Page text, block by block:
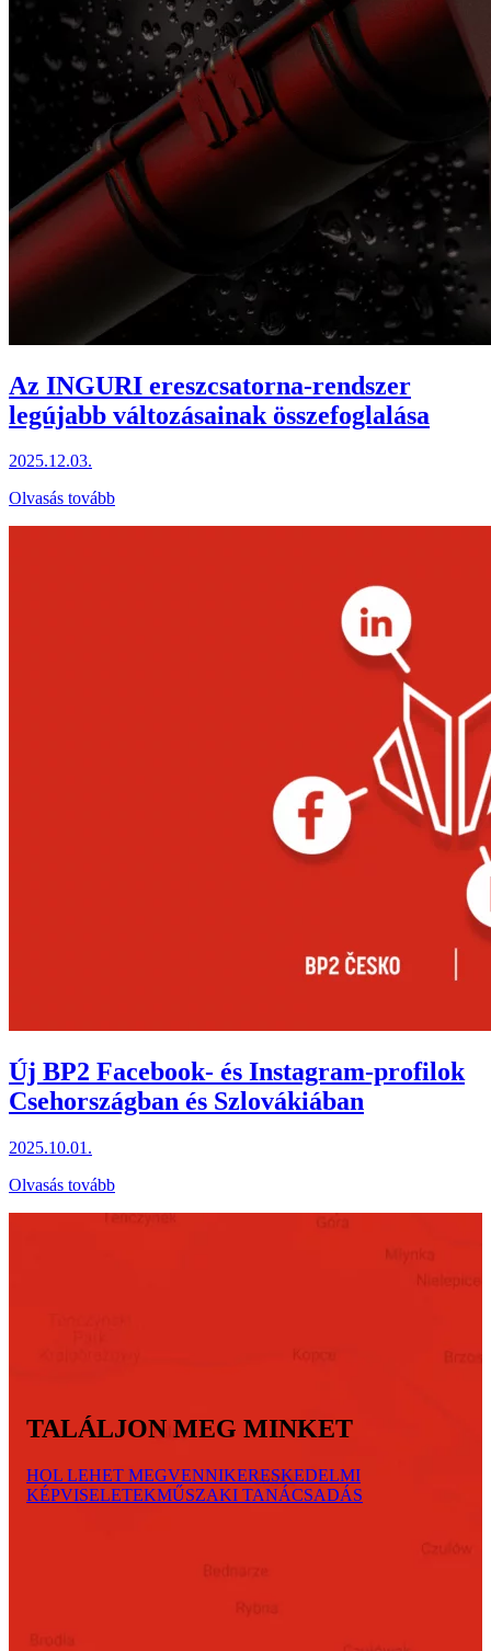
Az INGURI ereszcsatorna-rendszer
legújabb változásainak összefoglalása
2025.12.03.
Olvasás tovább
Új BP2 Facebook- és Instagram-profilok
Csehországban és Szlovákiában
2025.10.01.
Olvasás tovább
TALÁLJON MEG MINKET
HOL LEHET MEGVENNIKERESKEDELMI
KÉPVISELETEKMŰSZAKI TANÁCSADÁS